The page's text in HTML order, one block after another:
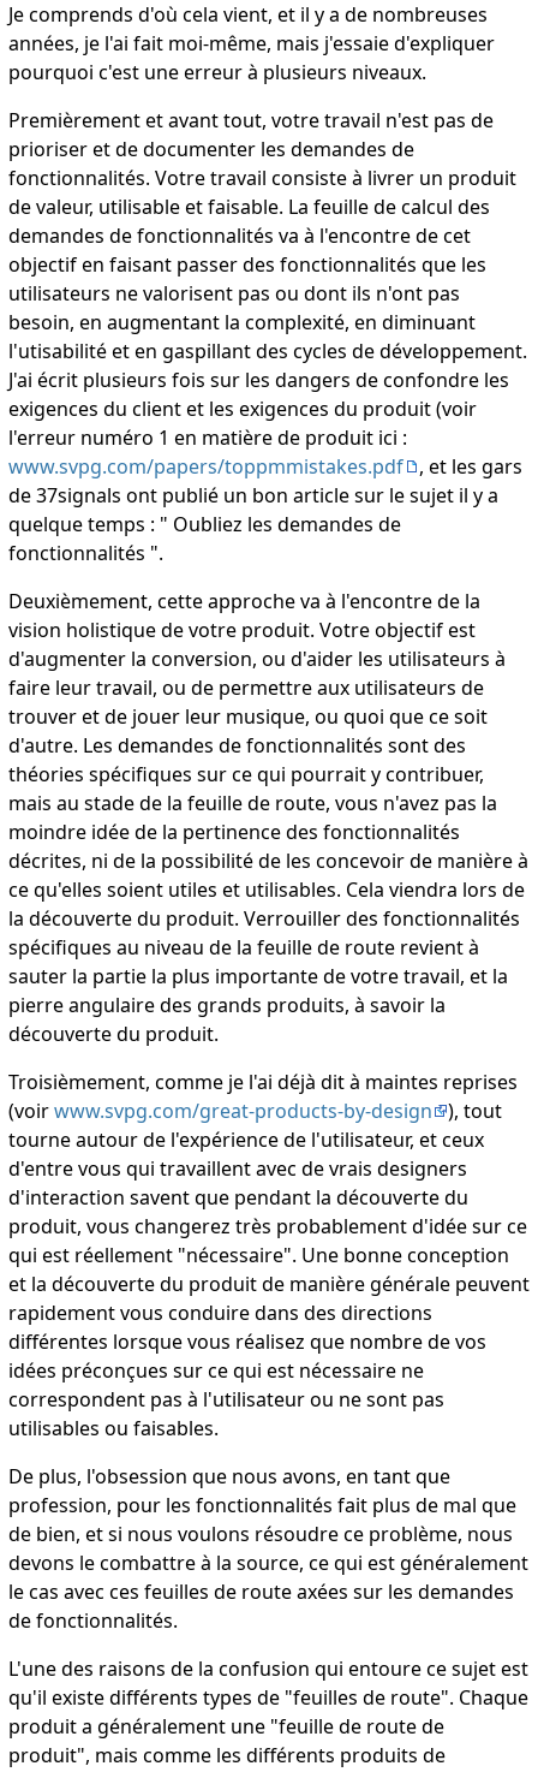
Je comprends d'où cela vient, et il y a de nombreuses
années, je l'ai fait moi-même, mais j'essaie d'expliquer
pourquoi c'est une erreur à plusieurs niveaux.
Premièrement et avant tout, votre travail n'est pas de
prioriser et de documenter les demandes de
fonctionnalités. Votre travail consiste à livrer un produit
de valeur, utilisable et faisable. La feuille de calcul des
demandes de fonctionnalités va à l'encontre de cet
objectif en faisant passer des fonctionnalités que les
utilisateurs ne valorisent pas ou dont ils n'ont pas
besoin, en augmentant la complexité, en diminuant
l'utisabilité et en gaspillant des cycles de développement.
J'ai écrit plusieurs fois sur les dangers de confondre les
exigences du client et les exigences du produit (voir
l'erreur numéro 1 en matière de produit ici :
www.svpg.com/papers/toppmmistakes.pdf
, et les gars
de 37signals ont publié un bon article sur le sujet il y a
quelque temps : " Oubliez les demandes de
fonctionnalités ".
Deuxièmement, cette approche va à l'encontre de la
vision holistique de votre produit. Votre objectif est
d'augmenter la conversion, ou d'aider les utilisateurs à
faire leur travail, ou de permettre aux utilisateurs de
trouver et de jouer leur musique, ou quoi que ce soit
d'autre. Les demandes de fonctionnalités sont des
théories spécifiques sur ce qui pourrait y contribuer,
mais au stade de la feuille de route, vous n'avez pas la
moindre idée de la pertinence des fonctionnalités
décrites, ni de la possibilité de les concevoir de manière à
ce qu'elles soient utiles et utilisables. Cela viendra lors de
la découverte du produit. Verrouiller des fonctionnalités
spécifiques au niveau de la feuille de route revient à
sauter la partie la plus importante de votre travail, et la
pierre angulaire des grands produits, à savoir la
découverte du produit.
Troisièmement, comme je l'ai déjà dit à maintes reprises
(voirwww.svpg.com/great-products-by-design
), tout
tourne autour de l'expérience de l'utilisateur, et ceux
d'entre vous qui travaillent avec de vrais designers
d'interaction savent que pendant la découverte du
produit, vous changerez très probablement d'idée sur ce
qui est réellement "nécessaire". Une bonne conception
et la découverte du produit de manière générale peuvent
rapidement vous conduire dans des directions
différentes lorsque vous réalisez que nombre de vos
idées préconçues sur ce qui est nécessaire ne
correspondent pas à l'utilisateur ou ne sont pas
utilisables ou faisables.
De plus, l'obsession que nous avons, en tant que
profession, pour les fonctionnalités fait plus de mal que
de bien, et si nous voulons résoudre ce problème, nous
devons le combattre à la source, ce qui est généralement
le cas avec ces feuilles de route axées sur les demandes
de fonctionnalités.
L'une des raisons de la confusion qui entoure ce sujet est
qu'il existe différents types de "feuilles de route". Chaque
produit a généralement une "feuille de route de
produit", mais comme les différents produits de